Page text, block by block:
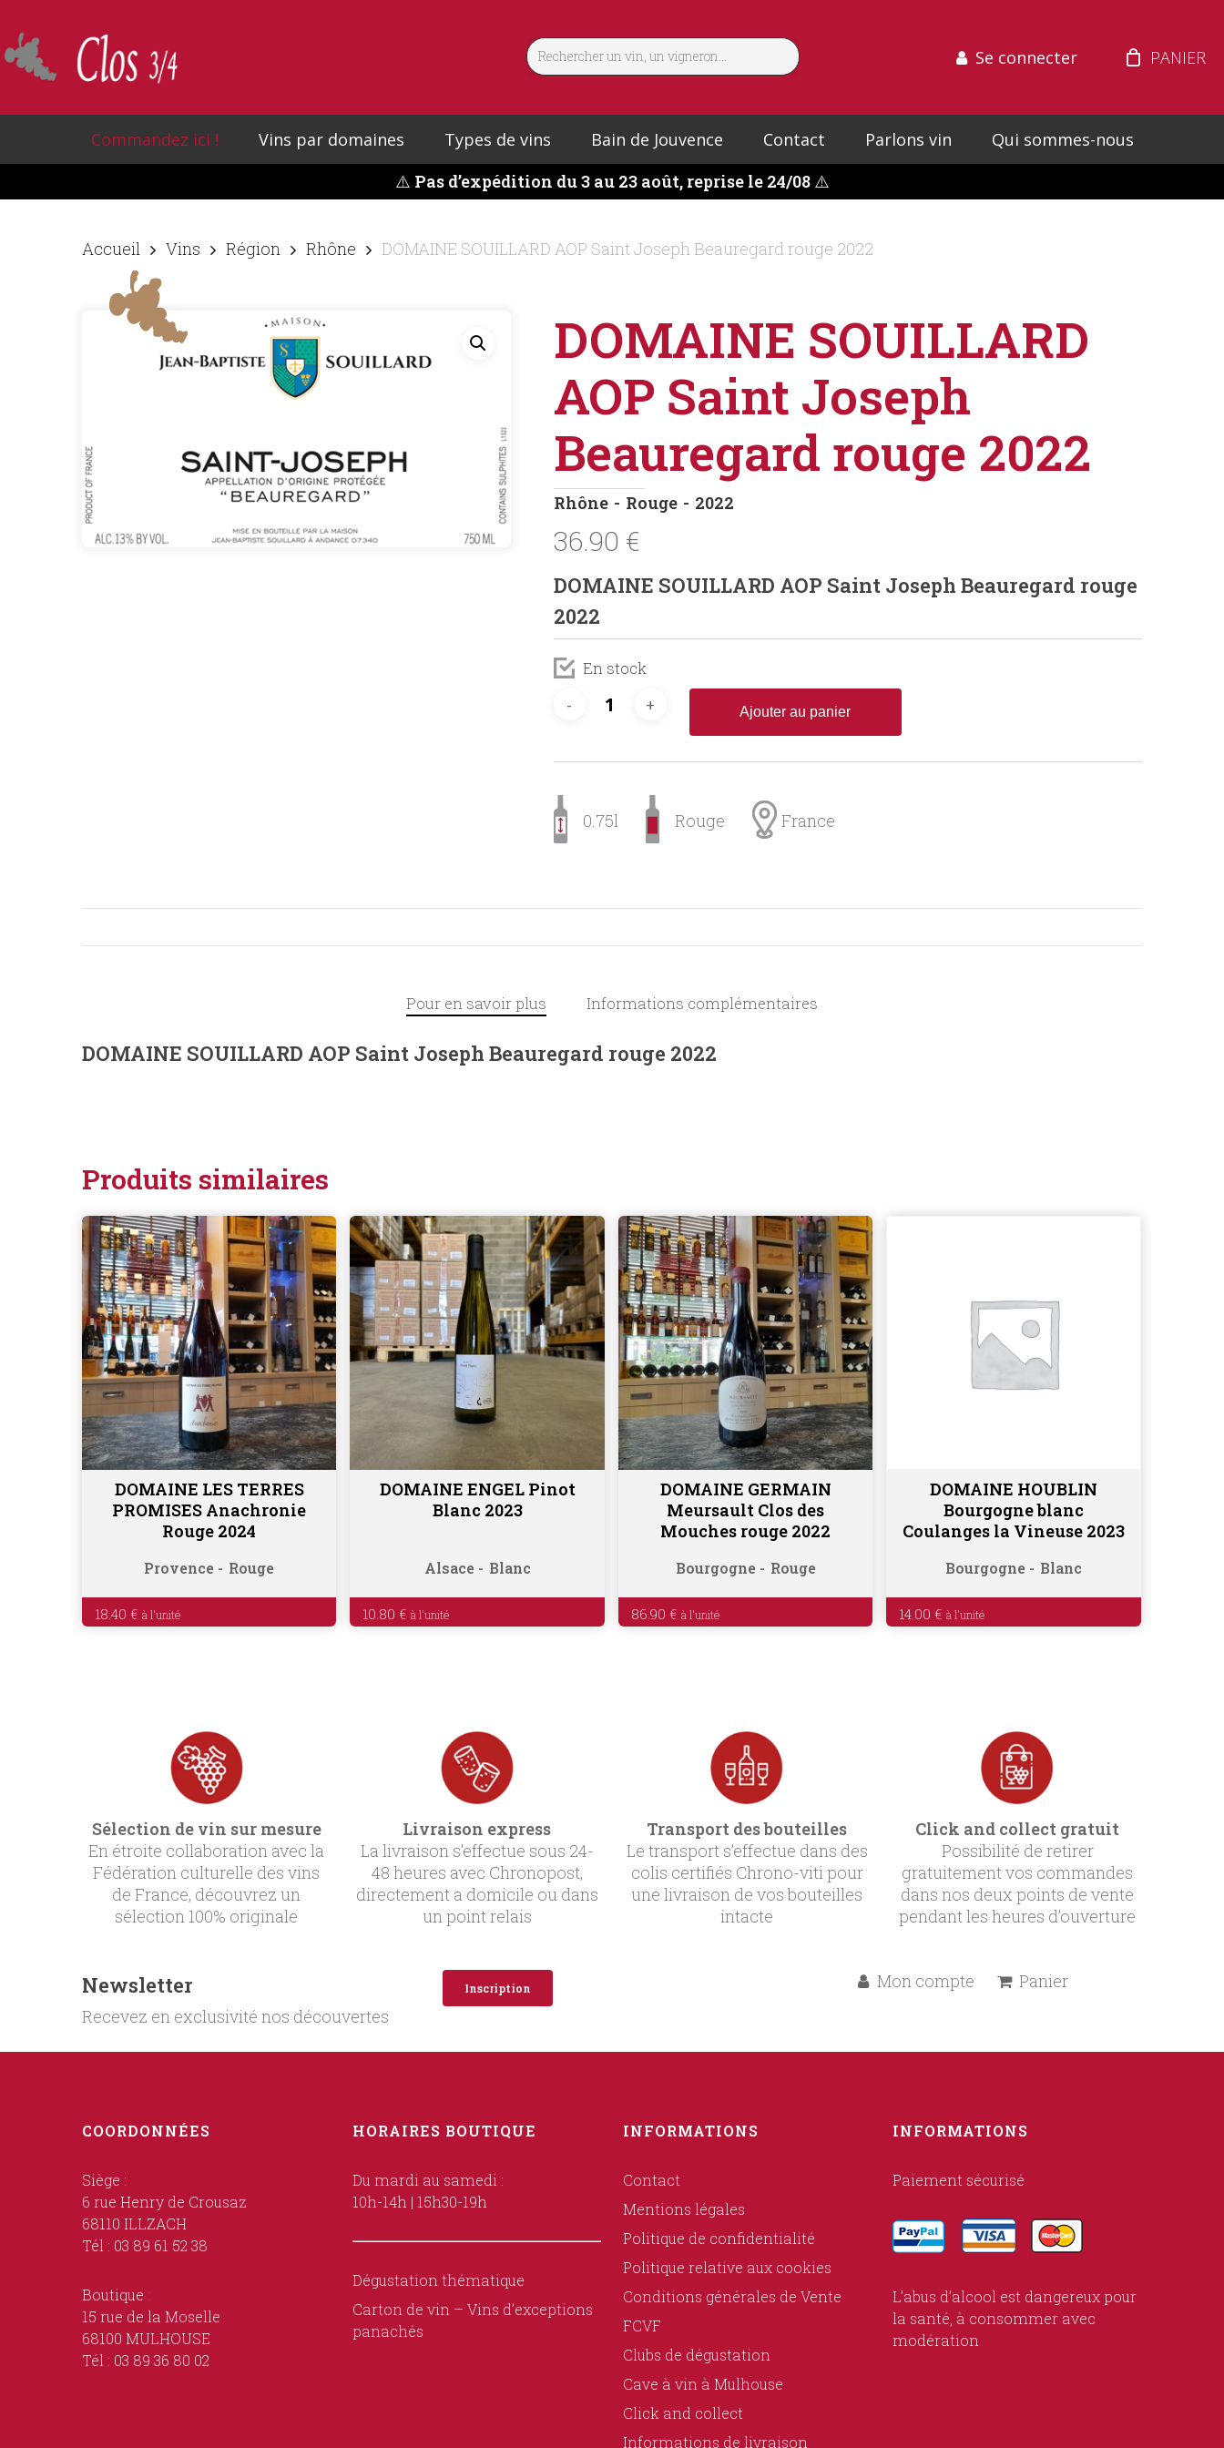
main
content
Se connecter
Commandez ici ! Vins par domaines Types de vins Bain de Jouvence Contact Parlons vin
Qui sommes-nous
⚠️ Pas d’expédition du 3 au 23 août, reprise le 24/08⚠️
Accueil Vins Région Rhône DOMAINE SOUILLARD AOP Saint Joseph Beauregard rouge 2022
DOMAINE SOUILLARD
AOP Saint Joseph
Beauregard rouge 2022
Rhône Rouge 2022
36.90 €
DOMAINE SOUILLARD AOP Saint Joseph Beauregard rouge
2022
En stock
Ajouter au panier
0.75l Rouge France
Pour en savoir plus Informations complémentaires
DOMAINE SOUILLARD AOP Saint Joseph Beauregard rouge 2022
Produits similaires
Ajouter au panier
DOMAINE LES TERRES
PROMISES Anachronie
Rouge 2024
Provence Rouge
18.40 €
Ajouter au panier
DOMAINE ENGEL Pinot
Blanc 2023
Alsace Blanc
10.80 €
Ajouter au panier
DOMAINE GERMAIN
Meursault Clos des
Mouches rouge 2022
Bourgogne Rouge
86.90 €
Ajouter au panier
DOMAINE HOUBLIN
Bourgogne blanc
Coulanges la Vineuse 2023
Bourgogne Blanc
14.00 €
Sélection de vin sur mesure
En étroite collaboration avec la
Fédération culturelle des vins
de France, découvrez un
sélection 100% originale
Livraison express
La livraison s’effectue sous 24-
48 heures avec Chronopost,
directement a domicile ou dans
un point relais
Transport des bouteilles
Le transport s’effectue dans des
colis certifiés Chrono-viti pour
une livraison de vos bouteilles
intacte
Click and collect gratuit
Possibilité de retirer
gratuitement vos commandes
dans nos deux points de vente
pendant les heures d’ouverture
Newsletter
Recevez en exclusivité nos découvertes
Inscription Mon compte Panier
COORDONNÉES
Siège :
6 rue Henry de Crousaz
68110 ILLZACH
Tél : 03 89 61 52 38
Boutique :
15 rue de la Moselle
68100 MULHOUSE
Tél : 03 89 36 80 02
HORAIRES BOUTIQUE
Du mardi au samedi :
10h-14h | 15h30-19h
Dégustation thématique
Carton de vin – Vins d’exceptions
panachés
INFORMATIONS
Contact
Mentions légales
Politique de confidentialité
Politique relative aux cookies
Conditions générales de Vente
FCVF
Clubs de dégustation
Cave à vin à Mulhouse
Click and collect
Informations de livraison
INFORMATIONS
Paiement sécurisé
L’abus d’alcool est dangereux pour
la santé, à consommer avec
modération